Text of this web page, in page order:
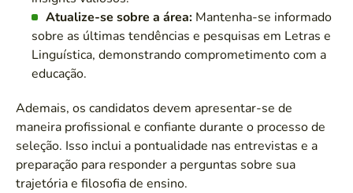
Atualize-se sobre a área: Mantenha-se informado
sobre as últimas tendências e pesquisas em Letras e
Linguística, demonstrando comprometimento com a
educação.
Ademais, os candidatos devem apresentar-se de
maneira profissional e confiante durante o processo de
seleção. Isso inclui a pontualidade nas entrevistas e a
preparação para responder a perguntas sobre sua
trajetória e filosofia de ensino.